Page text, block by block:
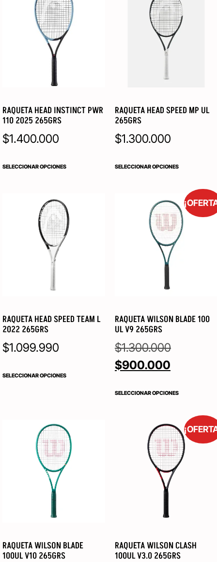
RAQUETA HEAD INSTINCT PWR
110 2025 265GRS
$1.400.000
SELECCIONAR OPCIONES
RAQUETA HEAD SPEED MP UL
265GRS
$1.300.000
SELECCIONAR OPCIONES
RAQUETA HEAD SPEED TEAM L
2022 265GRS
$1.099.990
SELECCIONAR OPCIONES
RAQUETA WILSON BLADE 100
UL V9 265GRS
$1.300.000
$900.000
SELECCIONAR OPCIONES
RAQUETA WILSON BLADE
100UL V10 265GRS
RAQUETA WILSON CLASH
100UL V3.0 265GRS